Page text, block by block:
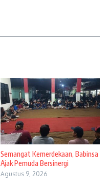
Semangat Kemerdekaan, Babinsa
Ajak Pemuda Bersinergi
Agustus 9, 2026